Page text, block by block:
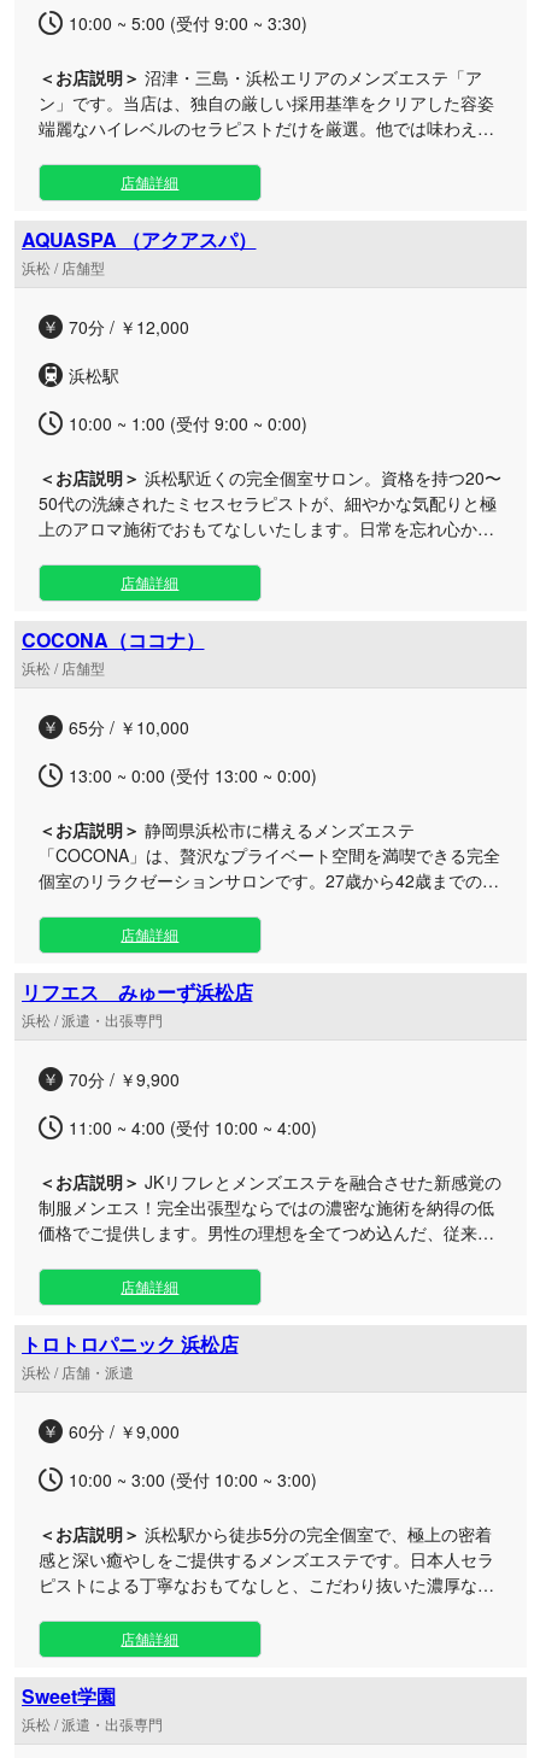
10:00 ~ 5:00 (受付 9:00 ~ 3:30)
＜お店説明＞ 沼津・三島・浜松エリアのメンズエステ「ア
ン」です。当店は、独自の厳しい採用基準をクリアした容姿
端麗なハイレベルのセラピストだけを厳選。他では味わえな
サロンが存在する中で、私たちは何よりも「セラピストの
質」に徹底的にこだわり抜いています。 外見の美しさはもち
ろんのこと、洗練されたおもてなしの心を兼ね備えた女性だ
けを厳選して採用しております。高いハードルを乗り越えた
プロフェッショナルな彼女たちが、お客様一人ひとりに寄り
された極上のセラピストと過ごすプライベートな空間は、日
じていただけるはずです。贅沢を極めた非日常のひととき
を、ぜひ当店でご体感ください。皆様のご来店を心よりお待
ちしております。
店舗詳細
AQUASPA （アクアスパ）
浜松 / 店舗型
70分 / ￥12,000
浜松駅
10:00 ~ 1:00 (受付 9:00 ~ 0:00)
＜お店説明＞ 浜松駅近くの完全個室サロン。資格を持つ20〜
50代の洗練されたミセスセラピストが、細やかな気配りと極
上のアロマ施術でおもてなしいたします。日常を忘れ心から
れる築浅マンションの一室で、ラグジュアリーかつ落ち着い
た雰囲気のなか、ゆったりとした贅沢な時間をお過ごしいた
だけます。 当店のセラピストは、しっかりとした研修を修了
し、礼儀や高いマナーを身につけたプロフェッショナルの
み。単なる施術にとどまらず、お客様の体調やご要望に寄り
格アロママッサージをご提供いたします。 日々のがんばりか
ださい。
店舗詳細
COCONA（ココナ）
浜松 / 店舗型
65分 / ￥10,000
13:00 ~ 0:00 (受付 13:00 ~ 0:00)
＜お店説明＞ 静岡県浜松市に構えるメンズエステ
「COCONA」は、贅沢なプライベート空間を満喫できる完全
個室のリラクゼーションサロンです。27歳から42歳までの、
のお客様と顔を合わせることのない隠れ家のような空間で、
落ち着いたインテリアに囲まれながら、あなただけの特別な
ひとときをお過ごしいただけます。 洗練された技術ときめ細
やかなおもてなしで、日々のストレスや疲れが溜まった心と
身体を芯から優しく解きほぐします。大人の男性にふさわし
い。皆様のご来店を心よりお待ちしております。
店舗詳細
リフエス みゅーず浜松店
浜松 / 派遣・出張専門
70分 / ￥9,900
11:00 ~ 4:00 (受付 10:00 ~ 4:00)
＜お店説明＞ JKリフレとメンズエステを融合させた新感覚の
制服メンエス！完全出張型ならではの濃密な施術を納得の低
価格でご提供します。男性の理想を全てつめ込んだ、従来と
になりがちなディープリンパ施術をあらかじめコース内に含
めてお届け。さらに、人気の高いマイクロビキニといった特
別なオプションも、お財布に優しいリーズナブルな価格設定
でご用意しております。高すぎる追加料金に頭を悩ませる必
要はもうありません。 大手出張グループだからこその高いク
装に身を包んだセラピストが、お客様だけのプライベートな
密なアロマトリートメントと至福の時間をお楽しみくださ
店舗詳細
トロトロパニック 浜松店
浜松 / 店舗・派遣
60分 / ￥9,000
10:00 ~ 3:00 (受付 10:00 ~ 3:00)
＜お店説明＞ 浜松駅から徒歩5分の完全個室で、極上の密着
感と深い癒やしをご提供するメンズエステです。日本人セラ
ピストによる丁寧なおもてなしと、こだわり抜いた濃厚なア
は、お客様の好みに寄り添う多彩な贅沢コースをご用意して
おります。 特に、徹底的に深部へとアプローチする「ガチ鼠
径部リンパコース」は、これまでにない圧倒的な解放感をご
堪能いただける当店のイチオシメニューです。 さらに、滑ら
かな感触が癖になる贅沢な「極液」や、心地よい泡に包まれ
店舗詳細
Sweet学園
浜松 / 派遣・出張専門